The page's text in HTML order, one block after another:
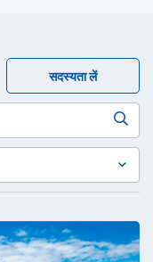
सदस्यता लें